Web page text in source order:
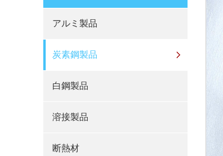
アルミ製品
炭素鋼製品
白鋼製品
溶接製品
断熱材